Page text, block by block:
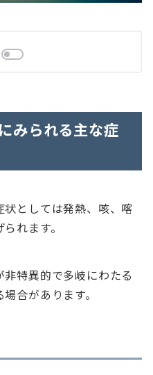
みられる主な症
としては発熱、咳、喀
れます。
特異的で多岐にわたる
合があります。